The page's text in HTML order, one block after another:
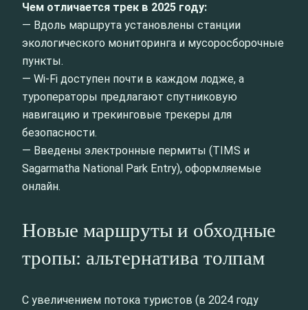
Чем отличается трек в 2025 году:
— Вдоль маршрута установлены станции
экологического мониторинга и мусоросборочные
пункты.
— Wi-Fi доступен почти в каждом лодже, а
туроператоры предлагают спутниковую
навигацию и трекинговые трекеры для
безопасности.
— Введены электронные пермиты (TIMS и
Sagarmatha National Park Entry), оформляемые
онлайн.
Новые маршруты и обходные
тропы: альтернатива толпам
С увеличением потока туристов (в 2024 году